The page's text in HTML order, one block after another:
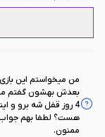
هست؟ لطفا بهم جواب
ممنون.